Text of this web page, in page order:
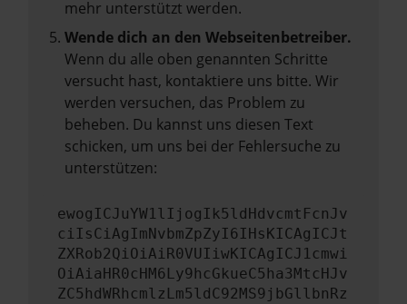
mehr unterstützt werden.
Wende dich an den Webseitenbetreiber.
Wenn du alle oben genannten Schritte
versucht hast, kontaktiere uns bitte. Wir
werden versuchen, das Problem zu
beheben. Du kannst uns diesen Text
schicken, um uns bei der Fehlersuche zu
unterstützen:
ewogICJuYW1lIjogIk5ldHdvcmtFcnJv
ciIsCiAgImNvbmZpZyI6IHsKICAgICJt
ZXRob2QiOiAiR0VUIiwKICAgICJ1cmwi
OiAiaHR0cHM6Ly9hcGkueC5ha3MtcHJv
ZC5hdWRhcmlzLm5ldC92MS9jbGllbnRz